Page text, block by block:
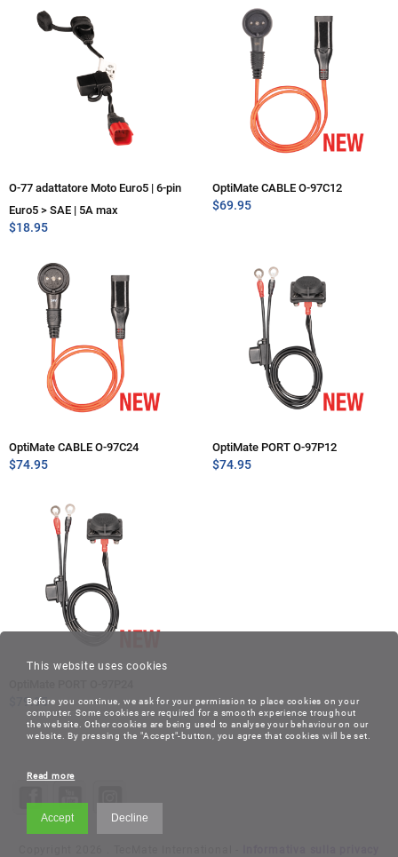
O-77 adattatore Moto Euro5 | 6-pin
Euro5 > SAE | 5A max
$18.95
OptiMate CABLE O-97C12
$69.95
OptiMate CABLE O-97C24
$74.95
OptiMate PORT O-97P12
$74.95
79.95
This website uses cookies
Before you continue, we ask for your permission to place cookies on your
computer. Some cookies are required for a smooth experience troughout
the website. Other cookies are being used to analyse your behaviour on our
website. By pressing the "Accept"-button, you agree that cookies will be set.
Read more
Accept Decline